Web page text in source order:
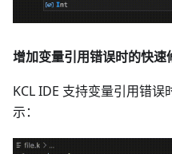
增加变量引用错误时的快速
KCL IDE 支持变量引用错
示：